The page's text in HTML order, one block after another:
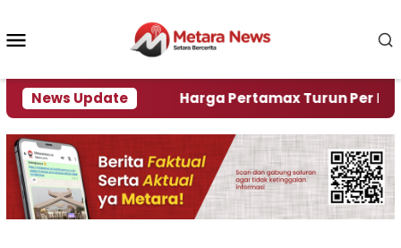
konten
News Update
Krisi Air Harga Pertamax Turun Per Hari Ini,